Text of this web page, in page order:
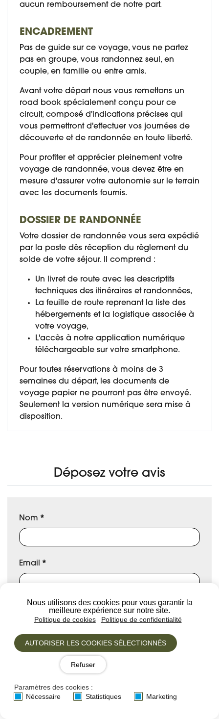
Nous utilisons des cookies pour vous garantir la
meilleure expérience sur notre site.
Politique de cookies Politique de confidentialité
AUTORISER LES COOKIES SÉLECTIONNÉS
Refuser
Paramètres des cookies :
Nécessaire Statistiques Marketing
aucun remboursement de notre part.
ENCADREMENT
Pas de guide sur ce voyage, vous ne partez
pas en groupe, vous randonnez seul, en
couple, en famille ou entre amis.
Avant votre départ nous vous remettons un
road book spécialement conçu pour ce
circuit, composé d'indications précises qui
vous permettront d'effectuer vos journées de
découverte et de randonnée en toute liberté.
Pour profiter et apprécier pleinement votre
voyage de randonnée, vous devez être en
mesure d'assurer votre autonomie sur le terrain
avec les documents fournis.
DOSSIER DE RANDONNÉE
Votre dossier de randonnée vous sera expédié
par la poste dès réception du règlement du
solde de votre séjour. Il comprend :
Un livret de route avec les descriptifs
techniques des itinéraires et randonnées,
La feuille de route reprenant la liste des
hébergements et la logistique associée à
votre voyage,
L'accès à notre application numérique
téléchargeable sur votre smartphone.
Pour toutes réservations à moins de 3
semaines du départ, les documents de
voyage papier ne pourront pas être envoyé.
Seulement la version numérique sera mise à
disposition.
Déposez votre avis
Nom *
Email *
Titre de votre avis
Avis*